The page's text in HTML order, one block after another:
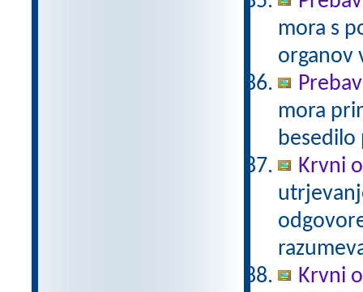
mora s
organov
mora
Krvni
Krvni